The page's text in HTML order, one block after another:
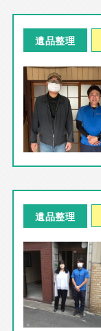
遺品整理
遺品整理